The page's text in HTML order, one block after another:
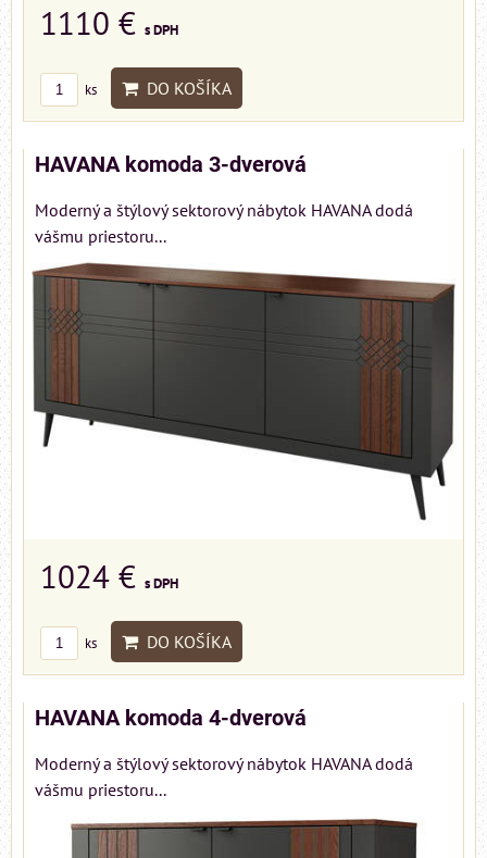
1110 € s DPH
ks DO KOŠÍKA
HAVANA komoda 3-dverová
Moderný a štýlový sektorový nábytok HAVANA dodá
vášmu priestoru...
1024 € s DPH
ks DO KOŠÍKA
HAVANA komoda 4-dverová
Moderný a štýlový sektorový nábytok HAVANA dodá
vášmu priestoru...